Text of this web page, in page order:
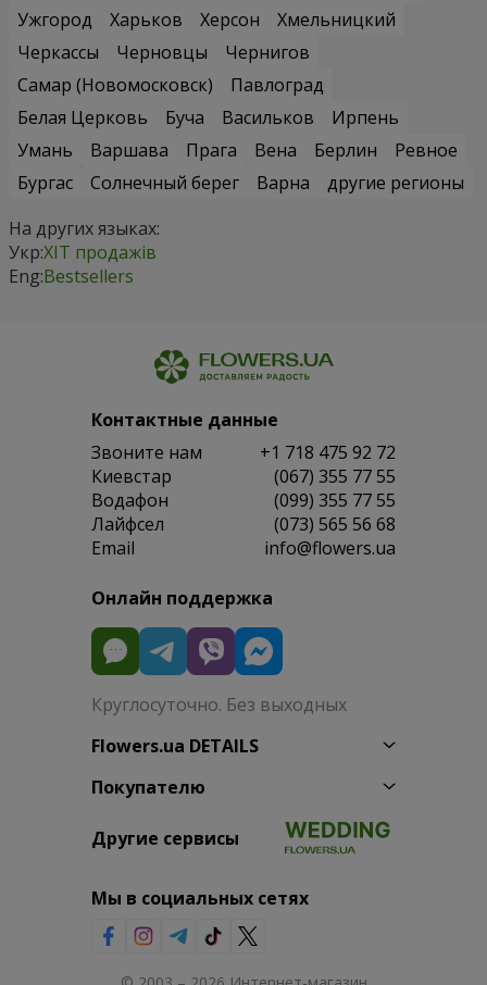
Ужгород
Харьков Херсон
Хмельницкий
Черкассы
Черновцы
Чернигов
Самар (Новомосковск)
Павлоград
Белая Церковь
Буча Васильков
Ирпень
Умань
Варшава Прага Вена Берлин
Ревное
Бургас
Солнечный берег Варна
другие регионы
На других языках:
Укр:ХІТ продажів
Eng:Bestsellers
Контактные данные
Звоните нам
+1 718 475 92 72
Киевстар
(067) 355 77 55
Водафон
(099) 355 77 55
Лайфсел
(073) 565 56 68
Email
info@flowers.ua
Онлайн поддержка
Круглосуточно. Без выходных
Flowers.ua DETAILS
Покупателю
Другие сервисы
Мы в социальных сетях